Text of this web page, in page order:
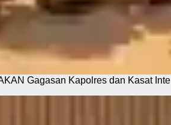
Gagasan Kapolres dan Kasat